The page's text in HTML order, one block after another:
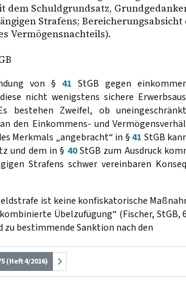
dem Schuldgrundsatz,
Strafens; Bereicherungsabsicht
Vermögensnachteils).
von § 41 StGB gegen
nicht wenigstens sichere
bestehen Zweifel, ob
den Einkommens- und
Merkmals „angebracht“ in §41 StGB
und dem in § 40StGB zum Ausdruck
Strafens schwer vereinbaren
ist keine konfiskatorische
Übelzufügung“ (Fischer, StGB,
zu bestimmende Sanktion nach den
(Heft 4/2016)